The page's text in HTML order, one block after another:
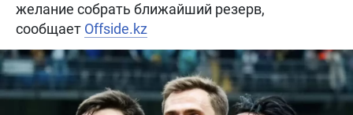
желание собрать ближайший резерв,
сообщает Offside.kz